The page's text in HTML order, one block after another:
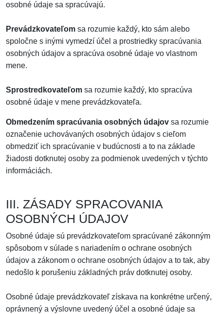
osobné údaje sa spracúvajú.
Prevádzkovateľom sa rozumie každý, kto sám alebo
spoločne s inými vymedzí účel a prostriedky spracúvania
osobných údajov a spracúva osobné údaje vo vlastnom
mene.
Sprostredkovateľom sa rozumie každý, kto spracúva
osobné údaje v mene prevádzkovateľa.
Obmedzením spracúvania osobných údajov sa rozumie
označenie uchovávaných osobných údajov s cieľom
obmedziť ich spracúvanie v budúcnosti a to na základe
žiadosti dotknutej osoby za podmienok uvedených v týchto
informáciách.
III. ZÁSADY SPRACOVANIA
OSOBNÝCH ÚDAJOV
Osobné údaje sú prevádzkovateľom spracúvané zákonným
spôsobom v súlade s nariadením o ochrane osobných
údajov a zákonom o ochrane osobných údajov a to tak, aby
nedošlo k porušeniu základných práv dotknutej osoby.
Osobné údaje prevádzkovateľ získava na konkrétne určený,
oprávnený a výslovne uvedený účel a osobné údaje sa